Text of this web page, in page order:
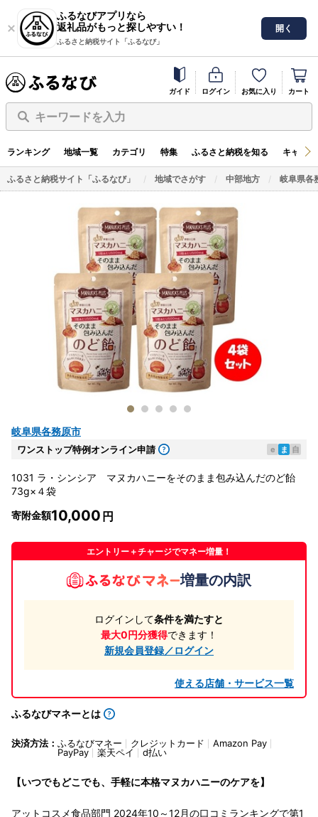
ふるなびアプリなら
返礼品がもっと探しやすい！
ふるさと納税サイト「ふるなび」
開く
ガイド ログイン お気に入り カート
キーワードを入力
ランキング 地域一覧 カテゴリ 特集 ふるさと納税を知る キャン
ふるさと納税サイト「ふるなび」 地域でさがす 中部地方 岐阜県各
岐阜県各務原市
ワンストップ特例オンライン申請 e ま 自
1031 ラ・シンシア マヌカハニーをそのまま包み込んだのど飴
73g×４袋
寄附金額10,000
エントリー＋チャージでマネー増量！
増量の内訳
ログインして条件を満たすと
最大0円分獲得できます！
新規会員登録／ログイン
使える店舗・サービス一覧
ふるなびマネーとは
決済方法： ふるなびマネー クレジットカード
Amazon Pay
PayPay
楽天ペイ d払い
【いつでもどこでも、手軽に本格マヌカハニーのケアを】
アットコスメ食品部門 2024年10～12月の口コミランキングで第1